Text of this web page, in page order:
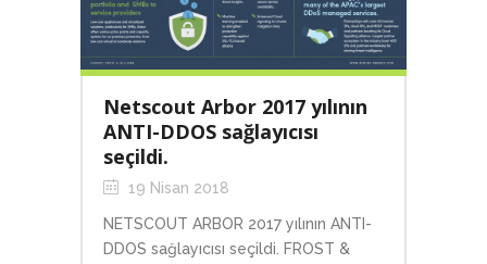
Netscout Arbor 2017 yılının
ANTI-DDOS sağlayıcısı
seçildi.
19 Nisan 2018
NETSCOUT ARBOR 2017 yılının ANTI-
DDOS sağlayıcısı seçildi. FROST &